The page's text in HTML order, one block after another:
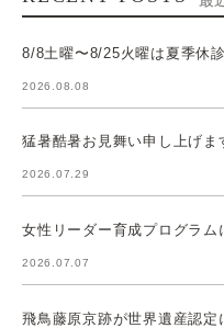
8/8土曜〜8/25火曜は夏季休
2026.08.08
猛暑酷暑お見舞い申し上げま
2026.07.29
女性リーダー育成プログラム
2026.07.07
飛鳥藤原京跡が世界遺産認定